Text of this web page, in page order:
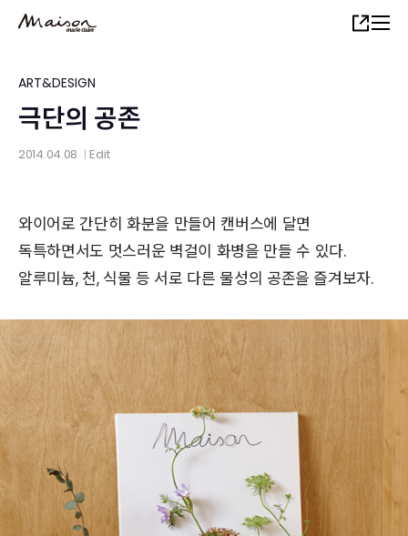
content
Share
ART&DESIGN
극단의 공존
2014.04.08 Edit
와이어로 간단히 화분을 만들어 캔버스에 달면
독특하면서도 멋스러운 벽걸이 화병을 만들 수 있다.
알루미늄, 천, 식물 등 서로 다른 물성의 공존을 즐겨보자.